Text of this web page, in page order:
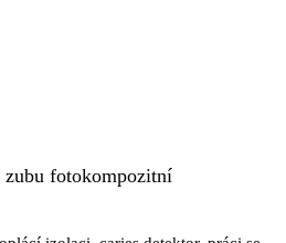
zubu fotokompozitní